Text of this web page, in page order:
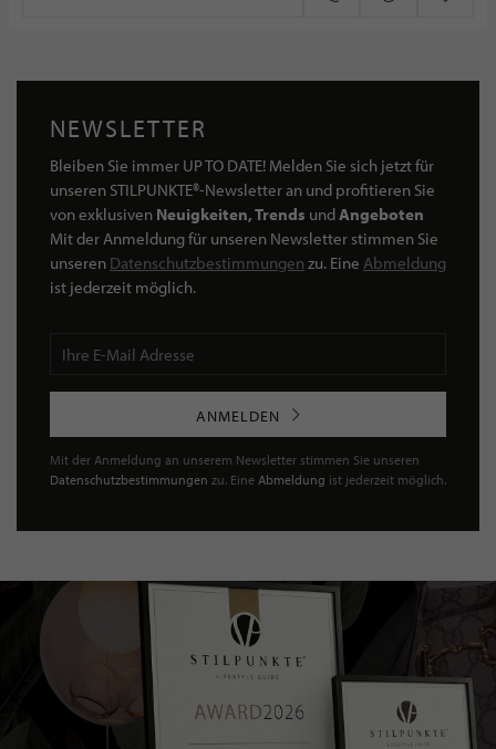
NEWSLETTER
Bleiben Sie immer UP TO DATE! Melden Sie sich jetzt für
unseren STILPUNKTE®-Newsletter an und profitieren Sie
von exklusiven Neuigkeiten, Trends undAngeboten
Mit der Anmeldung für unseren Newsletter stimmen Sie
unseren Datenschutzbestimmungen zu. Eine Abmeldung
ist jederzeit möglich.
ANMELDEN
Mit der Anmeldung an unserem Newsletter stimmen Sie unseren
Datenschutzbestimmungen zu. Eine Abmeldung ist jederzeit möglich.